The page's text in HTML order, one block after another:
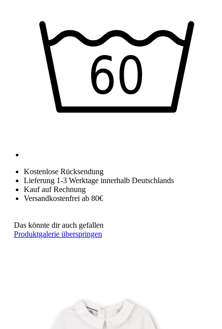
Kostenlose Rücksendung
Lieferung 1-3 Werktage innerhalb Deutschlands
Kauf auf Rechnung
Versandkostenfrei ab 80€
Das könnte dir auch gefallen
Produktgalerie überspringen